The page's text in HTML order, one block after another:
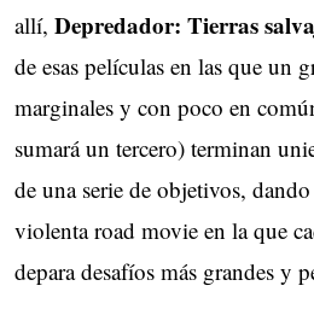
allí, Depredador: Tierras
de esas películas en las que un
marginales y con poco en
sumará un tercero) terminan
de una serie de objetivos,
violenta road movie en la que
depara desafíos más grandes y